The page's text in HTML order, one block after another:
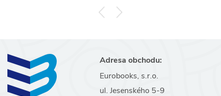
Adresa obchodu:
Eurobooks, s.r.o.
ul. Jesenského 5-9